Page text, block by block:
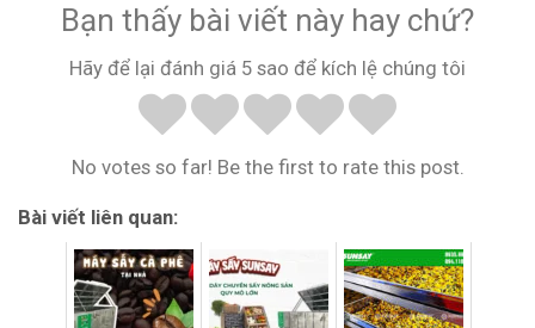
Bạn thấy bài viết này hay chứ?
Hãy để lại đánh giá 5 sao để kích lệ chúng tôi
No votes so far! Be the first to rate this post.
Bài viết liên quan: